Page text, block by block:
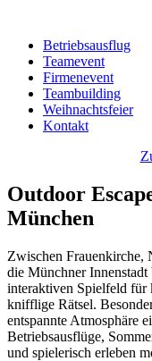
Betriebsausflug
Teamevent
Firmenevent
Teambuilding
Weihnachtsfeier
Kontakt
Outdoor
München
Zwischen Frauenkirche,
die Münchner Innenstadt
interaktiven Spielfeld für
knifflige Rätsel.
entspannte Atmosphäre
Betriebsausflüge,
und spielerisch erleben